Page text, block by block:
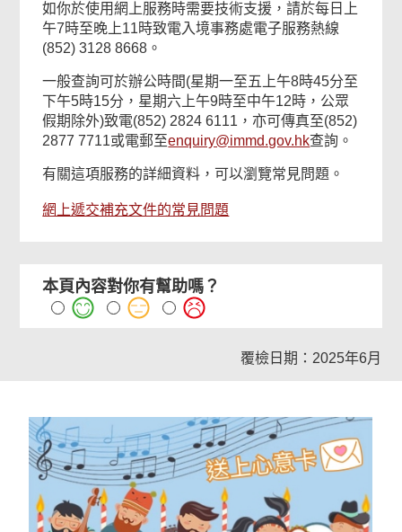
如你於使用網上服務時需要技術支援，請於每日上
午7時至晚上11時致電入境事務處電子服務熱線
(852) 3128 8668。
一般查詢可於辦公時間(星期一至五上午8時45分至
下午5時15分，星期六上午9時至中午12時，公眾
假期除外)致電(852) 2824 6111，亦可傳真至(852)
2877 7711或電郵至enquiry@immd.gov.hk查詢。
有關這項服務的詳細資料，可以瀏覽常見問題。
網上遞交補充文件的常見問題
本頁內容對你有幫助嗎？
覆檢日期：2025年6月